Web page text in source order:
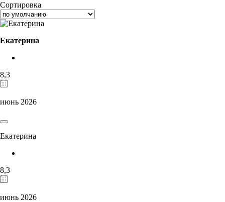
Сортировка
Екатерина
8,3
июнь 2026
Екатерина
8,3
июнь 2026